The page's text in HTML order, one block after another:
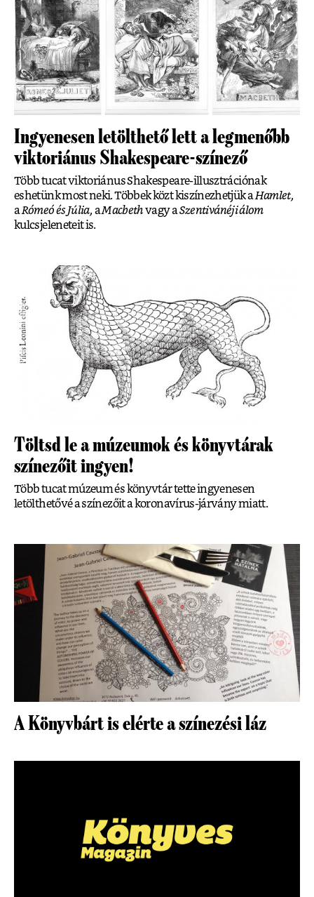
Ingyenesen letölthető lett a legmenőbb
viktoriánus Shakespeare-színező
Több tucat viktoriánus Shakespeare-illusztrációnak
eshetünk most neki. Többek közt kiszínezhetjük aHamlet,
aRómeó és Júlia, aMacbethvagy aSzentivánéji álom
kulcsjeleneteit is.
Töltsd le a múzeumok és könyvtárak
színezőit ingyen!
Több tucat múzeum és könyvtár tette ingyenesen
letölthetővé a színezőit a koronavírus-járvány miatt.
A Könyvbárt is elérte a színezési láz